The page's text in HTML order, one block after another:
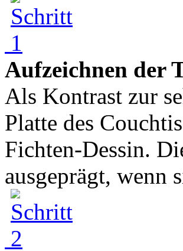
Aufzeichnen der
Als Kontrast zur
Platte des
Fichten-Dessin.
ausgeprägt, wenn